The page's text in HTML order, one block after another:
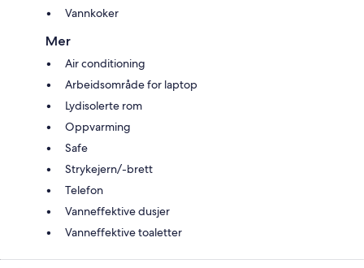
Vannkoker
Mer
Air conditioning
Arbeidsområde for laptop
Lydisolerte rom
Oppvarming
Safe
Strykejern/-brett
Telefon
Vanneffektive dusjer
Vanneffektive toaletter